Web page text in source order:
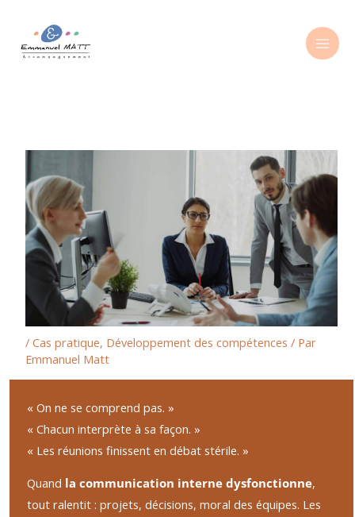
contenu
/Cas pratique, Développement des compétences / Par
Emmanuel Matt
« On ne se comprend pas. »
« Chacun interprète à sa façon. »
« Les réunions finissent en débat stérile. »
Quand la communication interne dysfonctionne,
tout ralentit : projets, décisions, moral des équipes. Les